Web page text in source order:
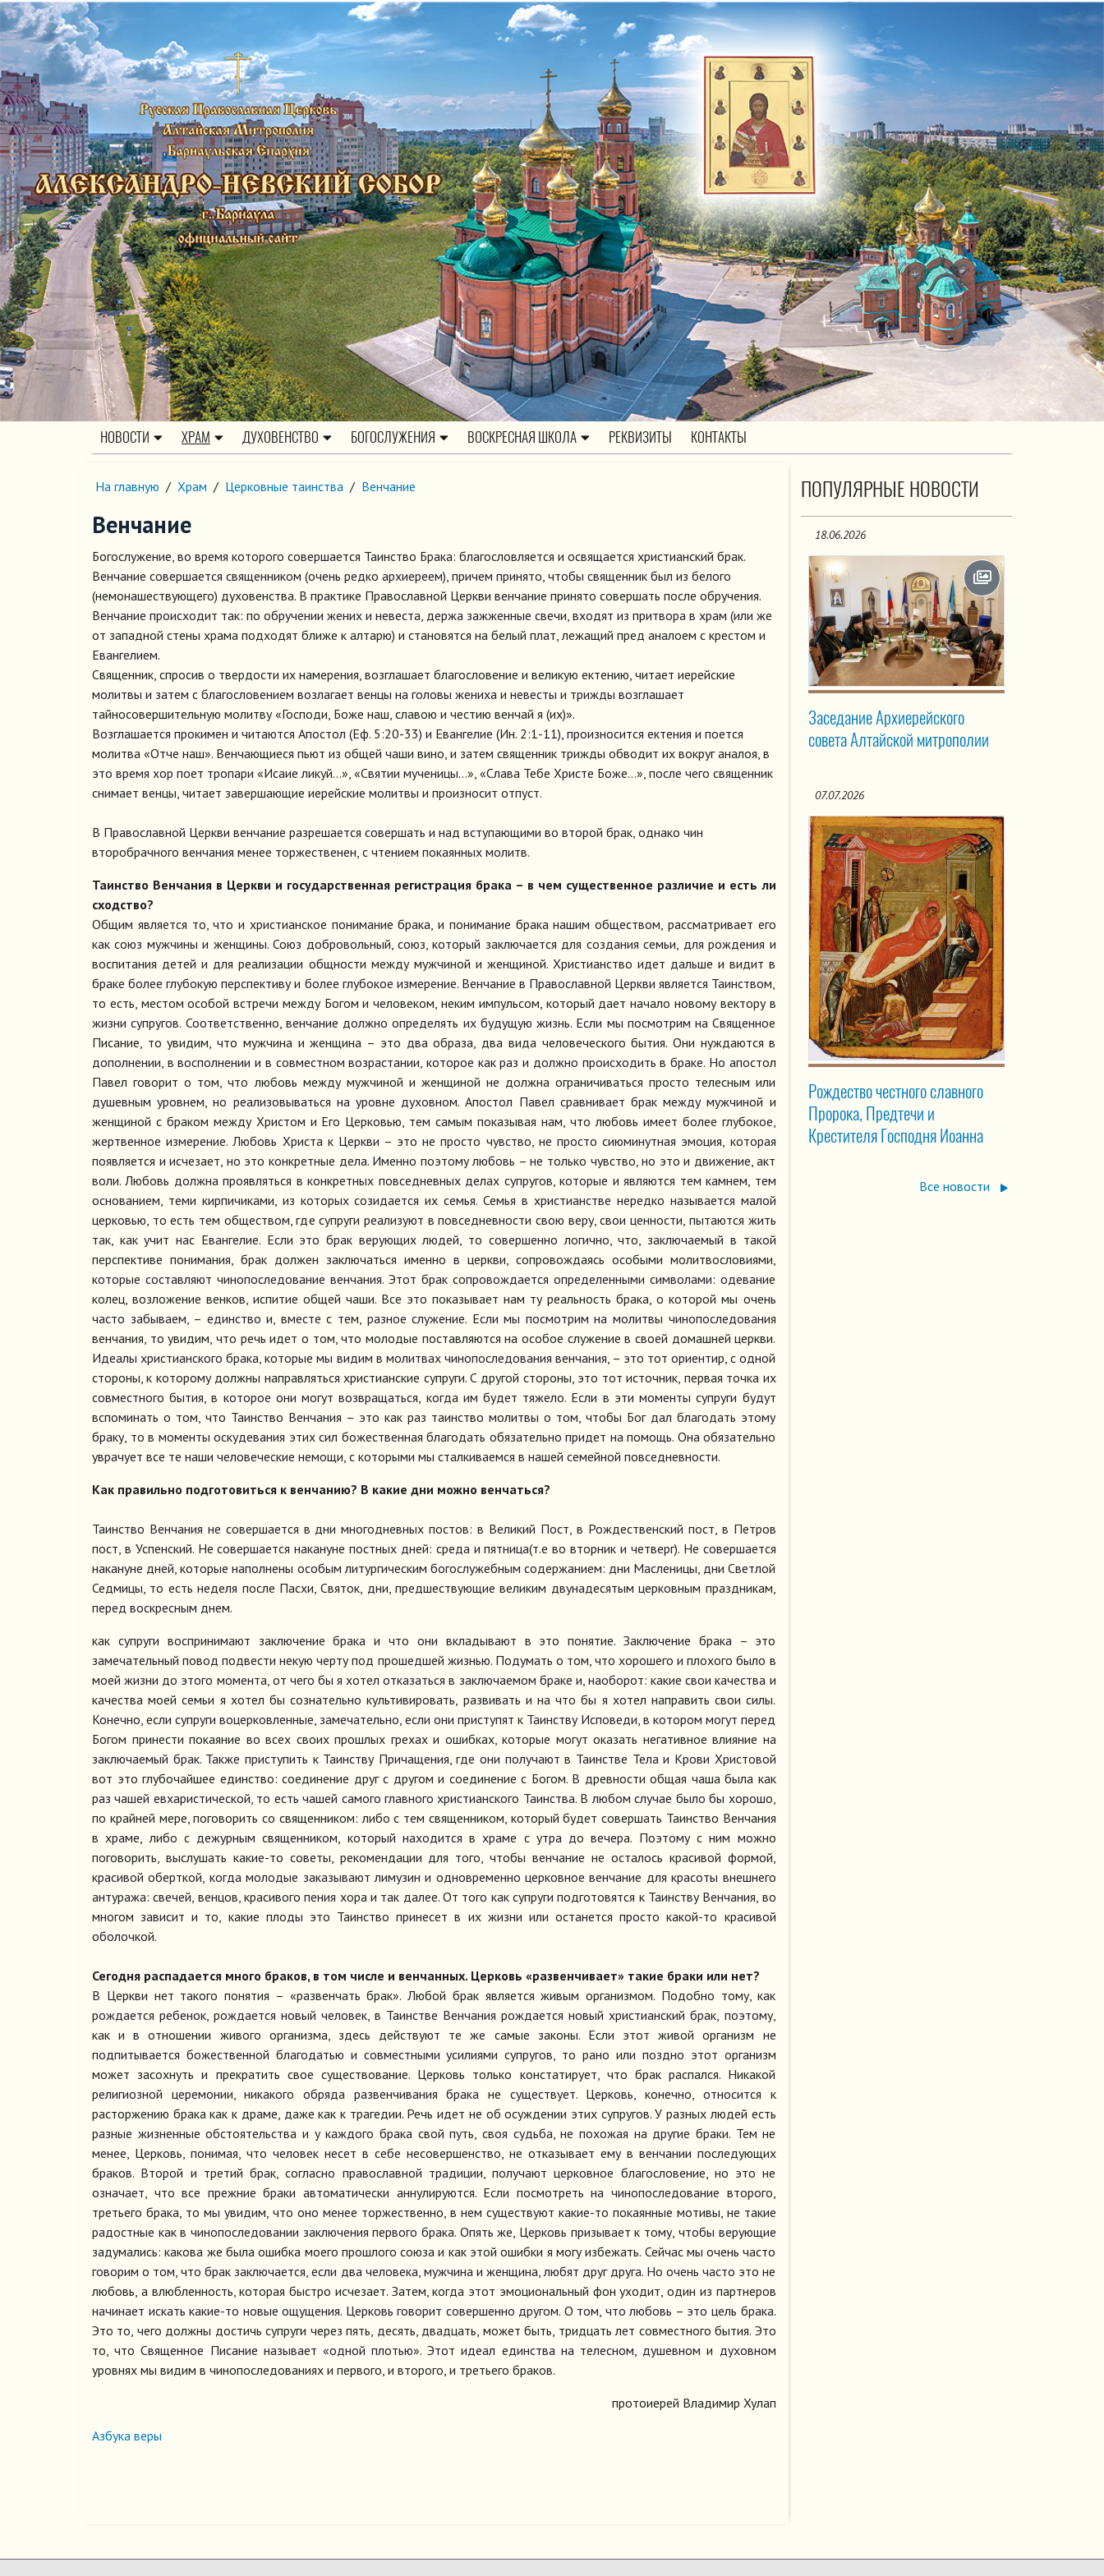
НОВОСТИ ХРАМ ДУХОВЕНСТВО БОГОСЛУЖЕНИЯ ВОСКРЕСНАЯ ШКОЛА РЕКВИЗИТЫ КОНТАКТЫ
На главную / Храм / Церковные таинства / Венчание
Венчание
Богослужение, во время которого совершается Таинство Брака: благословляется и освящается христианский брак.
Венчание совершается священником (очень редко архиереем), причем принято, чтобы священник был из белого
(немонашествующего) духовенства. В практике Православной Церкви венчание принято совершать после обручения.
Венчание происходит так: по обручении жених и невеста, держа зажженные свечи, входят из притвора в храм (или же
от западной стены храма подходят ближе к алтарю) и становятся на белый плат, лежащий пред аналоем с крестом и
Евангелием.
Священник, спросив о твердости их намерения, возглашает благословение и великую ектению, читает иерейские
молитвы и затем с благословением возлагает венцы на головы жениха и невесты и трижды возглашает
тайносовершительную молитву «Господи, Боже наш, славою и честию венчай я (их)».
Возглашается прокимен и читаются Апостол (Еф. 5:20-33) и Евангелие (Ин. 2:1-11), произносится ектения и поется
молитва «Отче наш». Венчающиеся пьют из общей чаши вино, и затем священник трижды обводит их вокруг аналоя, в
это время хор поет тропари «Исаие ликуй…», «Святии мученицы…», «Слава Тебе Христе Боже…», после чего священник
снимает венцы, читает завершающие иерейские молитвы и произносит отпуст.
В Православной Церкви венчание разрешается совершать и над вступающими во второй брак, однако чин
второбрачного венчания менее торжественен, с чтением покаянных молитв.
Таинство Венчания в Церкви и государственная регистрация брака – в чем существенное различие и есть ли
сходство?
Общим является то, что и христианское понимание брака, и понимание брака нашим обществом, рассматривает его
как союз мужчины и женщины. Союз добровольный, союз, который заключается для создания семьи, для рождения и
воспитания детей и для реализации общности между мужчиной и женщиной. Христианство идет дальше и видит в
браке более глубокую перспективу и более глубокое измерение. Венчание в Православной Церкви является Таинством,
то есть, местом особой встречи между Богом и человеком, неким импульсом, который дает начало новому вектору в
жизни супругов. Соответственно, венчание должно определять их будущую жизнь. Если мы посмотрим на Священное
Писание, то увидим, что мужчина и женщина – это два образа, два вида человеческого бытия. Они нуждаются в
дополнении, в восполнении и в совместном возрастании, которое как раз и должно происходить в браке. Но апостол
Павел говорит о том, что любовь между мужчиной и женщиной не должна ограничиваться просто телесным или
душевным уровнем, но реализовываться на уровне духовном. Апостол Павел сравнивает брак между мужчиной и
женщиной с браком между Христом и Его Церковью, тем самым показывая нам, что любовь имеет более глубокое,
жертвенное измерение. Любовь Христа к Церкви – это не просто чувство, не просто сиюминутная эмоция, которая
появляется и исчезает, но это конкретные дела. Именно поэтому любовь – не только чувство, но это и движение, акт
воли. Любовь должна проявляться в конкретных повседневных делах супругов, которые и являются тем камнем, тем
основанием, теми кирпичиками, из которых созидается их семья. Семья в христианстве нередко называется малой
церковью, то есть тем обществом, где супруги реализуют в повседневности свою веру, свои ценности, пытаются жить
так, как учит нас Евангелие. Если это брак верующих людей, то совершенно логично, что, заключаемый в такой
перспективе понимания, брак должен заключаться именно в церкви, сопровождаясь особыми молитвословиями,
которые составляют чинопоследование венчания. Этот брак сопровождается определенными символами: одевание
колец, возложение венков, испитие общей чаши. Все это показывает нам ту реальность брака, о которой мы очень
часто забываем, – единство и, вместе с тем, разное служение. Если мы посмотрим на молитвы чинопоследования
венчания, то увидим, что речь идет о том, что молодые поставляются на особое служение в своей домашней церкви.
Идеалы христианского брака, которые мы видим в молитвах чинопоследования венчания, – это тот ориентир, с одной
стороны, к которому должны направляться христианские супруги. С другой стороны, это тот источник, первая точка их
совместного бытия, в которое они могут возвращаться, когда им будет тяжело. Если в эти моменты супруги будут
вспоминать о том, что Таинство Венчания – это как раз таинство молитвы о том, чтобы Бог дал благодать этому
браку, то в моменты оскудевания этих сил божественная благодать обязательно придет на помощь. Она обязательно
уврачует все те наши человеческие немощи, с которыми мы сталкиваемся в нашей семейной повседневности.
Как правильно подготовиться к венчанию? В какие дни можно венчаться?
Таинство Венчания не совершается в дни многодневных постов: в Великий Пост, в Рождественский пост, в Петров
пост, в Успенский. Не совершается накануне постных дней: среда и пятница(т.е во вторник и четверг). Не совершается
накануне дней, которые наполнены особым литургическим богослужебным содержанием: дни Масленицы, дни Светлой
Седмицы, то есть неделя после Пасхи, Святок, дни, предшествующие великим двунадесятым церковным праздникам,
перед воскресным днем.
как супруги воспринимают заключение брака и что они вкладывают в это понятие. Заключение брака – это
замечательный повод подвести некую черту под прошедшей жизнью. Подумать о том, что хорошего и плохого было в
моей жизни до этого момента, от чего бы я хотел отказаться в заключаемом браке и, наоборот: какие свои качества и
качества моей семьи я хотел бы сознательно культивировать, развивать и на что бы я хотел направить свои силы.
Конечно, если супруги воцерковленные, замечательно, если они приступят к Таинству Исповеди, в котором могут перед
Богом принести покаяние во всех своих прошлых грехах и ошибках, которые могут оказать негативное влияние на
заключаемый брак. Также приступить к Таинству Причащения, где они получают в Таинстве Тела и Крови Христовой
вот это глубочайшее единство: соединение друг с другом и соединение с Богом. В древности общая чаша была как
раз чашей евхаристической, то есть чашей самого главного христианского Таинства. В любом случае было бы хорошо,
по крайней мере, поговорить со священником: либо с тем священником, который будет совершать Таинство Венчания
в храме, либо с дежурным священником, который находится в храме с утра до вечера. Поэтому с ним можно
поговорить, выслушать какие-то советы, рекомендации для того, чтобы венчание не осталось красивой формой,
красивой оберткой, когда молодые заказывают лимузин и одновременно церковное венчание для красоты внешнего
антуража: свечей, венцов, красивого пения хора и так далее. От того как супруги подготовятся к Таинству Венчания, во
многом зависит и то, какие плоды это Таинство принесет в их жизни или останется просто какой-то красивой
оболочкой.
Сегодня распадается много браков, в том числе и венчанных. Церковь «развенчивает» такие браки или нет?
В Церкви нет такого понятия – «развенчать брак». Любой брак является живым организмом. Подобно тому, как
рождается ребенок, рождается новый человек, в Таинстве Венчания рождается новый христианский брак, поэтому,
как и в отношении живого организма, здесь действуют те же самые законы. Если этот живой организм не
подпитывается божественной благодатью и совместными усилиями супругов, то рано или поздно этот организм
может засохнуть и прекратить свое существование. Церковь только констатирует, что брак распался. Никакой
религиозной церемонии, никакого обряда развенчивания брака не существует. Церковь, конечно, относится к
расторжению брака как к драме, даже как к трагедии. Речь идет не об осуждении этих супругов. У разных людей есть
разные жизненные обстоятельства и у каждого брака свой путь, своя судьба, не похожая на другие браки. Тем не
менее, Церковь, понимая, что человек несет в себе несовершенство, не отказывает ему в венчании последующих
браков. Второй и третий брак, согласно православной традиции, получают церковное благословение, но это не
означает, что все прежние браки автоматически аннулируются. Если посмотреть на чинопоследование второго,
третьего брака, то мы увидим, что оно менее торжественно, в нем существуют какие-то покаянные мотивы, не такие
радостные как в чинопоследовании заключения первого брака. Опять же, Церковь призывает к тому, чтобы верующие
задумались: какова же была ошибка моего прошлого союза и как этой ошибки я могу избежать. Сейчас мы очень часто
говорим о том, что брак заключается, если два человека, мужчина и женщина, любят друг друга. Но очень часто это не
любовь, а влюбленность, которая быстро исчезает. Затем, когда этот эмоциональный фон уходит, один из партнеров
начинает искать какие-то новые ощущения. Церковь говорит совершенно другом. О том, что любовь – это цель брака.
Это то, чего должны достичь супруги через пять, десять, двадцать, может быть, тридцать лет совместного бытия. Это
то, что Священное Писание называет «одной плотью». Этот идеал единства на телесном, душевном и духовном
уровнях мы видим в чинопоследованиях и первого, и второго, и третьего браков.
протоиерей Владимир Хулап
Азбука веры
ПОПУЛЯРНЫЕ НОВОСТИ
18.06.2026
Заседание Архиерейского
совета Алтайской митрополии
07.07.2026
Рождество честного славного
Пророка, Предтечи и
Крестителя Господня Иоанна
Все новости